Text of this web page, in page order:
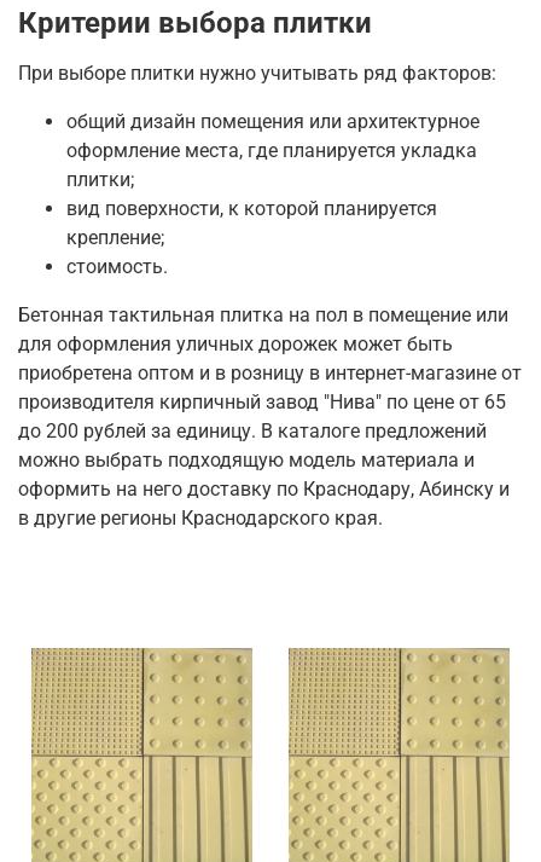
Критерии выбора плитки
При выборе плитки нужно учитывать ряд факторов:
общий дизайн помещения или архитектурное
оформление места, где планируется укладка
плитки;
вид поверхности, к которой планируется
крепление;
стоимость.
Бетонная тактильная плитка на пол в помещение или
для оформления уличных дорожек может быть
приобретена оптом и в розницу в интернет-магазине от
производителя кирпичный завод "Нива" по цене от 65
до 200 рублей за единицу. В каталоге предложений
можно выбрать подходящую модель материала и
оформить на него доставку по Краснодару, Абинску и
в другие регионы Краснодарского края.